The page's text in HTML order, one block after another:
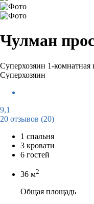
Чулман
Суперхозяин 1-комнатная
Суперхозяин
9,1
20 отзывов (20)
1 спальня
3 кровати
6 гостей
36 м2
Общая площадь